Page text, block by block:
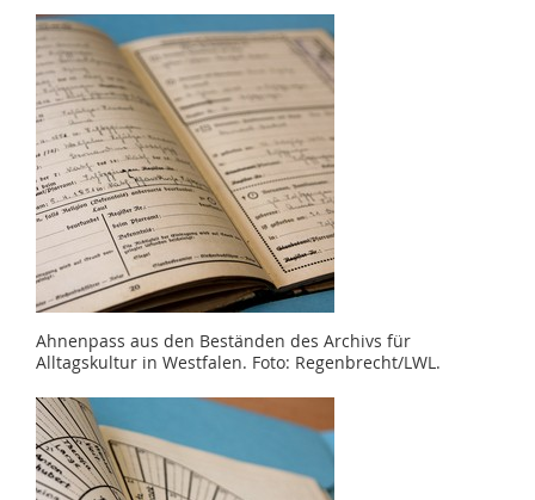
Ahnenpass aus den Beständen des Archivs für
Alltagskultur in Westfalen. Foto: Regenbrecht/LWL.